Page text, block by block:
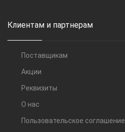
Клиентам и партнерам
Поставщикам
Акции
Реквизиты
О нас
Пользовательское соглашение